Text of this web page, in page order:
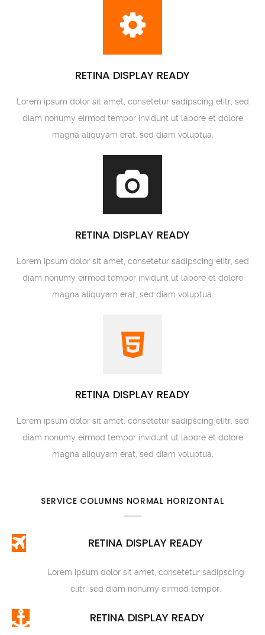
RETINA DISPLAY READY
Lorem ipsum dolor sit amet, consetetur sadipscing elitr, sed
diam nonumy eirmod tempor invidunt ut labore et dolore
magna aliquyam erat, sed diam voluptua.
RETINA DISPLAY READY
Lorem ipsum dolor sit amet, consetetur sadipscing elitr, sed
diam nonumy eirmod tempor invidunt ut labore et dolore
magna aliquyam erat, sed diam voluptua.
RETINA DISPLAY READY
Lorem ipsum dolor sit amet, consetetur sadipscing elitr, sed
diam nonumy eirmod tempor invidunt ut labore et dolore
magna aliquyam erat, sed diam voluptua.
SERVICE COLUMNS NORMAL HORIZONTAL
RETINA DISPLAY READY
Lorem ipsum dolor sit amet, consetetur sadipscing
elitr, sed diam nonumy eirmod tempor.
RETINA DISPLAY READY